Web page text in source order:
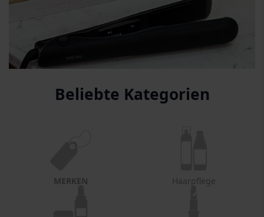
Beliebte Kategorien
MERKEN Haarpflege